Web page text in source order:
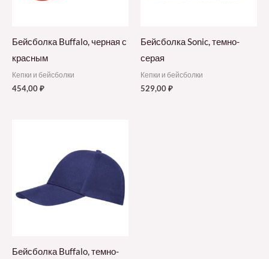
Бейсболка Buffalo, черная с
красным
Кепки и бейсболки
454,00₽
Бейсболка Sonic, темно-
серая
Кепки и бейсболки
529,00₽
Бейсболка Buffalo, темно-